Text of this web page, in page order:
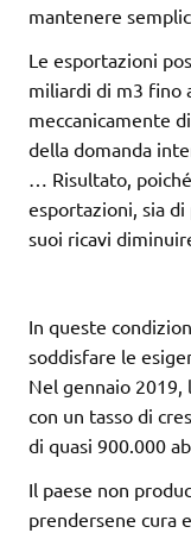
mantenere
Le esportazioni
miliardi di m3 fino
meccanicamente
della domanda
… Risultato,
esportazioni, sia
suoi ricavi
In queste
soddisfare le
Nel gennaio 2019,
con un tasso di
di quasi 900.000
Il paese non
prendersene cura